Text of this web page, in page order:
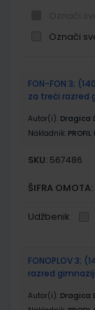
Označi
proizvodi
FON-FON 3;
za treći razred
Autor(i): Dragica
Nakladnik: PROFIL
SKU: 567486
ŠIFRA OMOTA:
Udžbenik
FONOPLOV 3;
razred
Autor(i): Dragica